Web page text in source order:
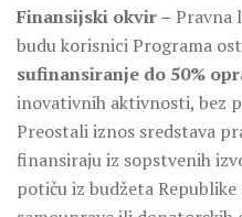
Finansijski okvir– Pravna
budu korisnici Programa
sufinansiranje do 50%
inovativnih aktivnosti, bez
Preostali iznos sredstava
finansiraju iz sopstvenih
potiču iz budžeta